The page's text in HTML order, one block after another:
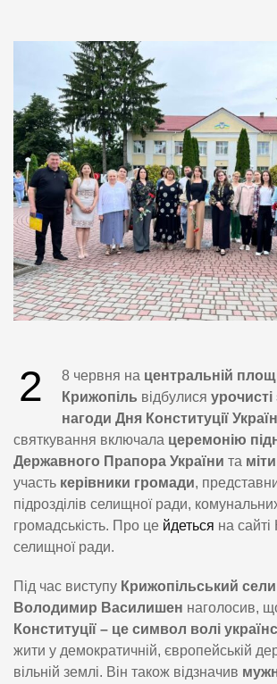
2 8 червня на центральній
Крижопіль відбулися
нагоди Дня Конституції
святкування включала церемонію
Державного Прапора України та
участь керівники громади,
підрозділів селищної ради,
громадськість. Про це йдеться на сайті
селищної ради.
Під час виступу Крижопільський
Володимир Василишен наголосив,
Конституції – це символ волі
жити у демократичній, європейській
вільній землі. Він також відзначив